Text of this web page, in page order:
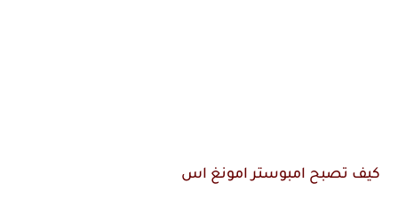
كيف تصبح امبوستر امونغ اس